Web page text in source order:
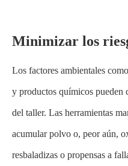
Minimizar los
Los factores ambientales
y productos químicos pueden
del taller. Las herramientas
acumular polvo o, peor aún,
resbaladizas o propensas a